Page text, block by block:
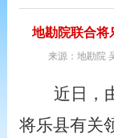
地勘院联合将
来源：地勘院
近日，
将乐县有关